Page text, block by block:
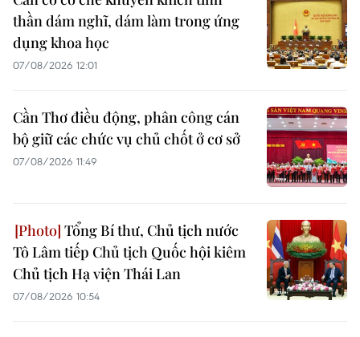
thần dám nghĩ, dám làm trong ứng
dụng khoa học
07/08/2026 12:01
Cần Thơ điều động, phân công cán
bộ giữ các chức vụ chủ chốt ở cơ sở
07/08/2026 11:49
Tổng Bí thư, Chủ tịch nước
Tô Lâm tiếp Chủ tịch Quốc hội kiêm
Chủ tịch Hạ viện Thái Lan
07/08/2026 10:54